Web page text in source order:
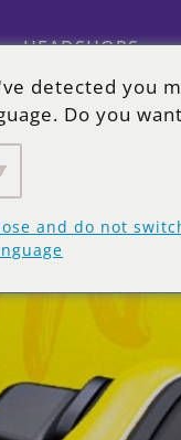
HEADSHOPS
detected you
Do you
and do not